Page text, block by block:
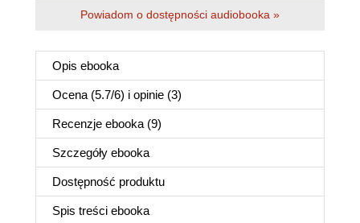
Powiadom o dostępności audiobooka »
Opis ebooka
Ocena (5.7/6) i opinie (3)
Recenzje ebooka (9)
Szczegóły ebooka
Dostępność produktu
Spis treści ebooka